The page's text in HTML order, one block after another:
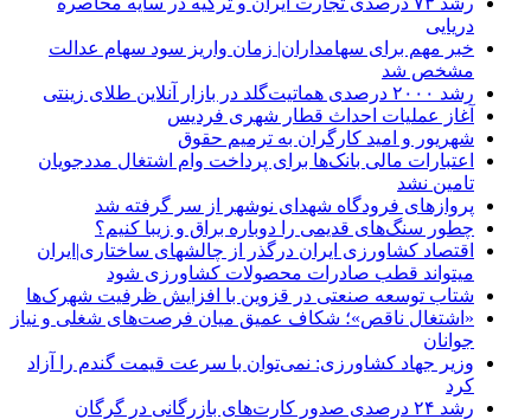
دریایی
خبر مهم برای سهامداران| زمان واریز سود سهام عدالت
مشخص شد
رشد ۲۰۰۰ درصدی هماتیت‌گلد در بازار آنلاین طلای زینتی
آغاز عملیات احداث قطار شهری فردیس
شهریور و امید کارگران به ترمیم حقوق
اعتبارات مالی بانک‌ها برای پرداخت وام اشتغال مددجویان
تامین نشد
پروازهای فرودگاه شهدای نوشهر از سر گرفته شد
چطور سنگ‌های قدیمی را دوباره براق و زیبا کنیم؟
اقتصاد کشاورزی ایران درگذر از چالشهای ساختاری|ایران
میتواند قطب صادرات محصولات کشاورزی شود
شتاب توسعه صنعتی در قزوین با افزایش ظرفیت شهرک‌ها
«اشتغال ناقص»؛ شکاف عمیق میان فرصت‌های شغلی و نیاز
جوانان
وزیر جهاد کشاورزی: نمی‌توان با سرعت قیمت گندم را آزاد
کرد
رشد ۲۴ درصدی صدور کارت‌های بازرگانی در گرگان